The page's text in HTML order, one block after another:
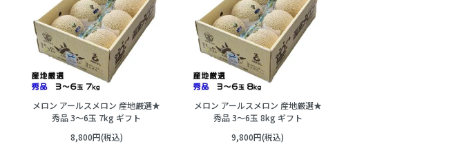
メロン アールスメロン 産地厳選★
秀品 3～6玉 7kg ギフト
8,800円(税込)
メロン アールスメロン 産地厳選★
秀品 3～6玉 8kg ギフト
9,800円(税込)